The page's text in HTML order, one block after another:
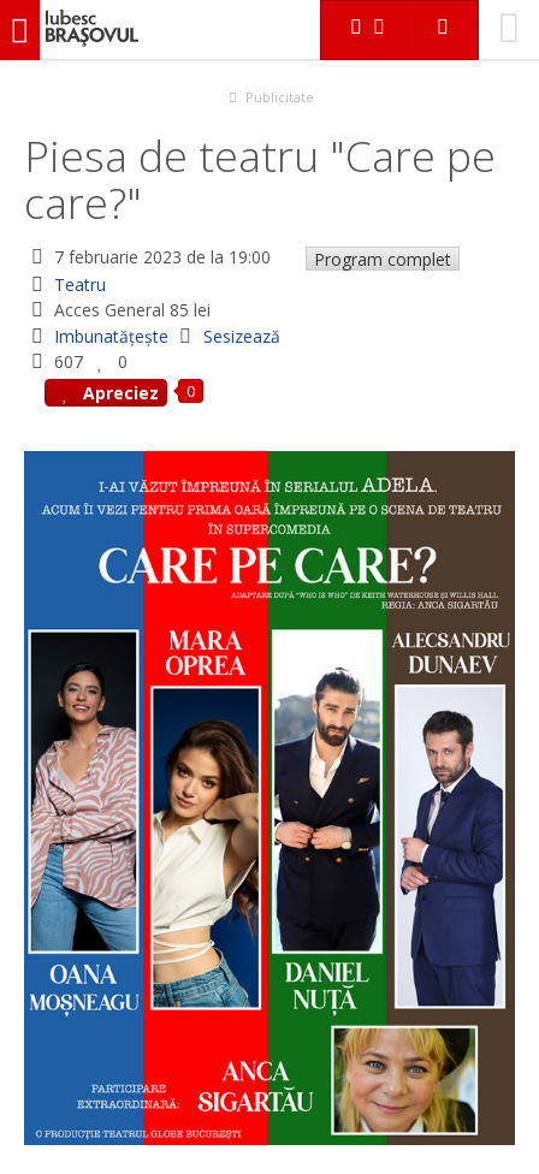
iubescbraşovul.ro
Piesa de teatru "Care pe care?"
Publicitate
Piesa de teatru "Care pe
care?"
7 februarie 2023 de la 19:00
Program complet
Teatru
Acces General 85 lei
Imbunatățește
Sesizează
607
0
Apreciez
0